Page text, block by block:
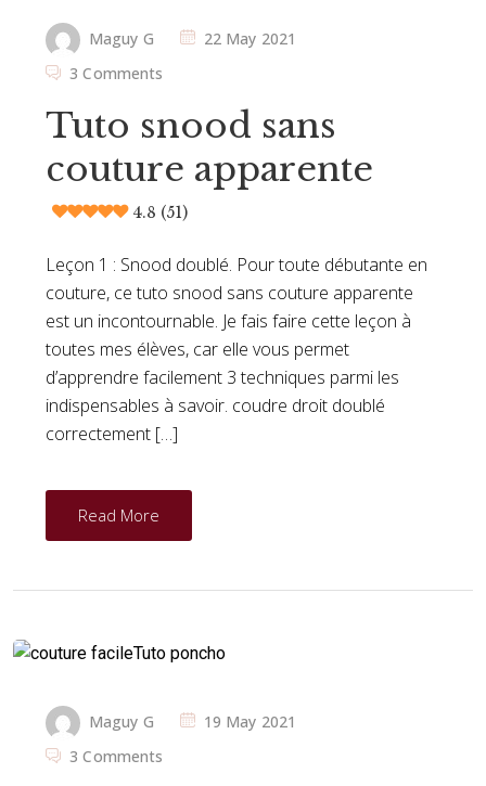
Maguy G
22 May 2021
3 Comments
Tuto snood sans
couture apparente
4.8 (51)
Leçon 1 : Snood doublé. Pour toute débutante en
couture, ce tuto snood sans couture apparente
est un incontournable. Je fais faire cette leçon à
toutes mes élèves, car elle vous permet
d’apprendre facilement 3 techniques parmi les
indispensables à savoir. coudre droit doublé
correctement […]
Read More
Maguy G
19 May 2021
3 Comments